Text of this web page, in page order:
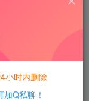
源可以使用
小时内删除
Q私聊！